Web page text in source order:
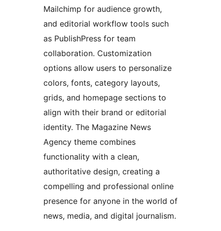
Mailchimp for audience growth,
and editorial workflow tools such
as PublishPress for team
collaboration. Customization
options allow users to personalize
colors, fonts, category layouts,
grids, and homepage sections to
align with their brand or editorial
identity. The Magazine News
Agency theme combines
functionality with a clean,
authoritative design, creating a
compelling and professional online
presence for anyone in the world of
news, media, and digital journalism.